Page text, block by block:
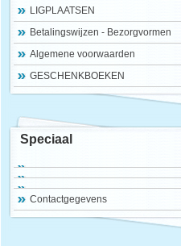
LIGPLAATSEN
Betalingswijzen - Bezorgvormen
Algemene voorwaarden
GESCHENKBOEKEN
Speciaal
Contactgegevens